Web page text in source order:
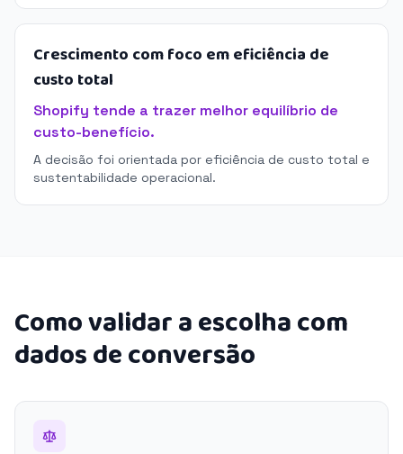
Crescimento com foco em eficiência de
custo total
Shopify tende a trazer melhor equilíbrio de
custo-benefício.
A decisão foi orientada por eficiência de custo total e
sustentabilidade operacional.
Como validar a escolha com
dados de conversão